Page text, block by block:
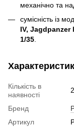
механічно та
сумісність із
IV, Jagdpanzer
1/35.
Кількість в
наявності
2
Бренд
Артикул